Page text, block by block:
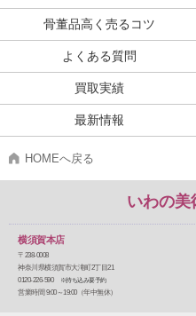
骨董品高く売るコツ
よくある質問
買取実績
最新情報
HOMEへ戻る
いわの美
横須賀本店
〒238-0008
神奈川県横須賀市大滝町2丁目21
0120-226-590
※持ち込み要予約
営業時間 9:00～19:00（年中無休）